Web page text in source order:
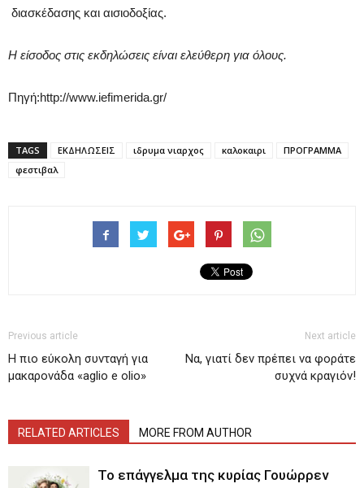
διασκέδασης και αισιοδοξίας.
Η είσοδος στις εκδηλώσεις είναι ελεύθερη για όλους.
Πηγή:http://www.iefimerida.gr/
TAGS ΕΚΔΗΛΩΣΕΙΣ ιδρυμα νιαρχος καλοκαιρι
ΠΡΟΓΡΑΜΜΑ
φεστιβαλ
Previous article
Η πιο εύκολη συνταγή για
μακαρονάδα «aglio e olio»
Next article
Να, γιατί δεν πρέπει να φοράτε
συχνά κραγιόν!
RELATED ARTICLES MORE FROM AUTHOR
Το επάγγελμα της κυρίας Γουώρρεν